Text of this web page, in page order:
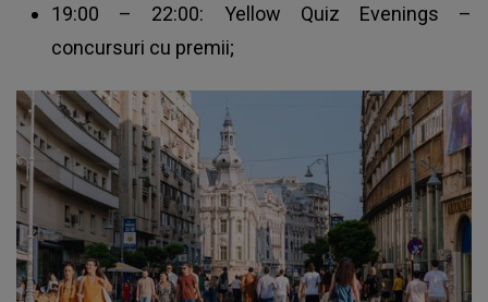
19:00 – 22:00: Yellow Quiz Evenings –
concursuri cu premii;